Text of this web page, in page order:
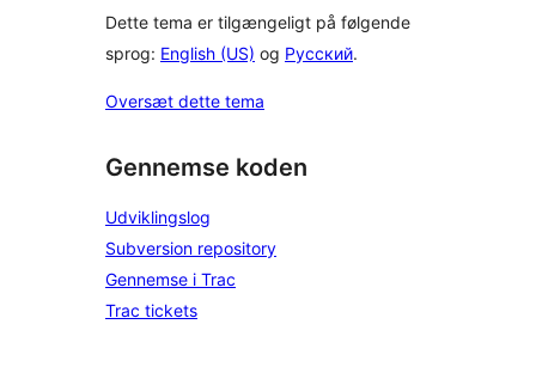
Dette tema er tilgængeligt på følgende
sprog: English (US) og Русский.
Oversæt dette tema
Gennemse koden
Udviklingslog
Subversion repository
Gennemse i Trac
Trac tickets